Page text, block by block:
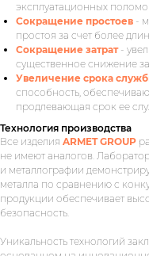
эксплуатационных
Сокращение простоев -
простоя за счет более
Сокращение затрат -
существенное снижение
Увеличение срока
способность,
продлевающая срок ее
Технология производства
Все изделия ARMET GROUP
не имеют аналогов.
и металлографии
металла по сравнению с
продукции обеспечивает
безопасность.
Уникальность технологий